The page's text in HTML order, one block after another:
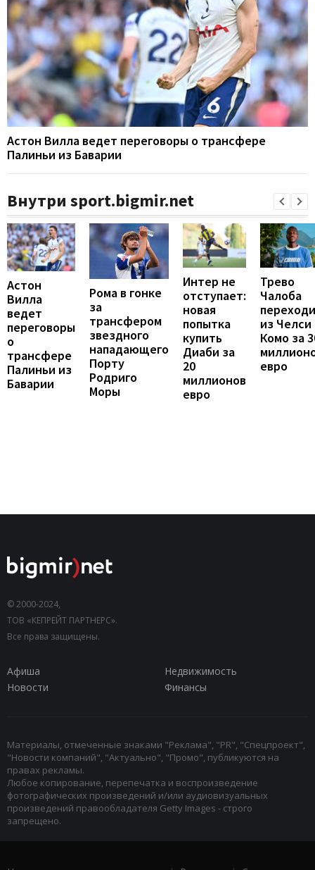
Астон Вилла ведет переговоры о трансфере
Палиньи из Баварии
Внутри sport.bigmir.net
Астон
Вилла
ведет
переговоры
о
трансфере
Палиньи из
Баварии
Рома в гонке
за
трансфером
звездного
нападающего
Порту
Родриго
Моры
Интер не
отступает:
новая
попытка
купить
Диаби за
20
миллионов
евро
Трево
Чалоба
из Челси
Комо за
евро
© 2000-2024,
ТОВ «КЕПРЕЙТ ПАРТНЕРС».
Все права защищены.
Афиша
Недвижимость
Новости
Финансы
Материалы, отмеченные знаками "Реклама", "PR", "Спецпроект",
"Новости компаний", "Актуально", "Промо", публикуются на
правах рекламы.
Любое копирование, перепечатка и воспроизведение
фотографических произведений и/или аудиовизуальных
произведений правообладателя Getty Images - строго
запрещено.